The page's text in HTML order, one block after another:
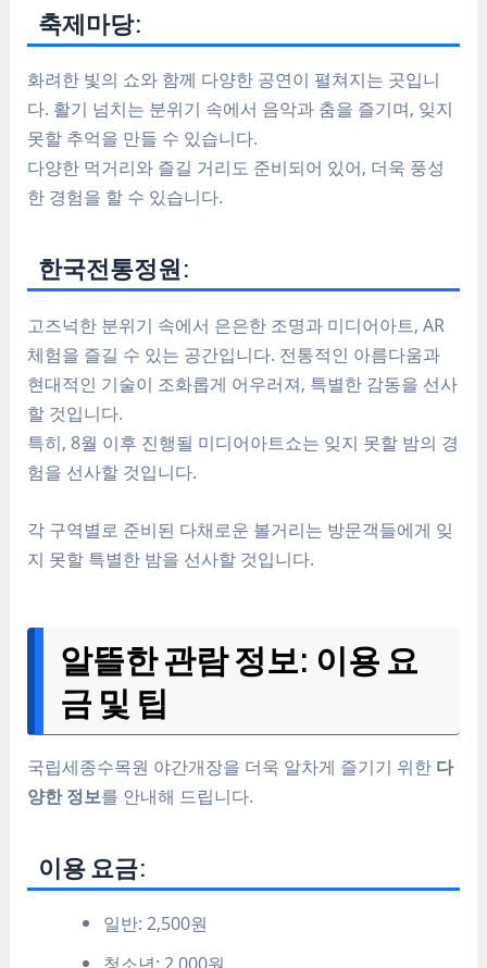
축제마당:
화려한 빛의 쇼와 함께 다양한 공연이 펼쳐지는 곳입니
다. 활기 넘치는 분위기 속에서 음악과 춤을 즐기며, 잊지
못할 추억을 만들 수 있습니다.
다양한 먹거리와 즐길 거리도 준비되어 있어, 더욱 풍성
한 경험을 할 수 있습니다.
한국전통정원:
고즈넉한 분위기 속에서 은은한 조명과 미디어아트, AR
체험을 즐길 수 있는 공간입니다. 전통적인 아름다움과
현대적인 기술이 조화롭게 어우러져, 특별한 감동을 선사
할 것입니다.
특히, 8월 이후 진행될 미디어아트쇼는 잊지 못할 밤의 경
험을 선사할 것입니다.
각 구역별로 준비된 다채로운 볼거리는 방문객들에게 잊
지 못할 특별한 밤을 선사할 것입니다.
알뜰한 관람 정보: 이용 요
금 및 팁
국립세종수목원 야간개장을 더욱 알차게 즐기기 위한 다
양한 정보를 안내해 드립니다.
이용 요금:
일반: 2,500원